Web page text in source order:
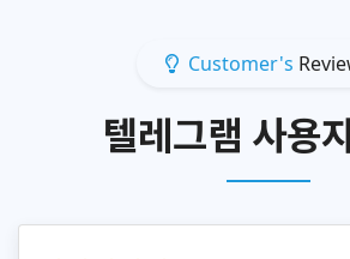
Customer's
텔레그램 사용